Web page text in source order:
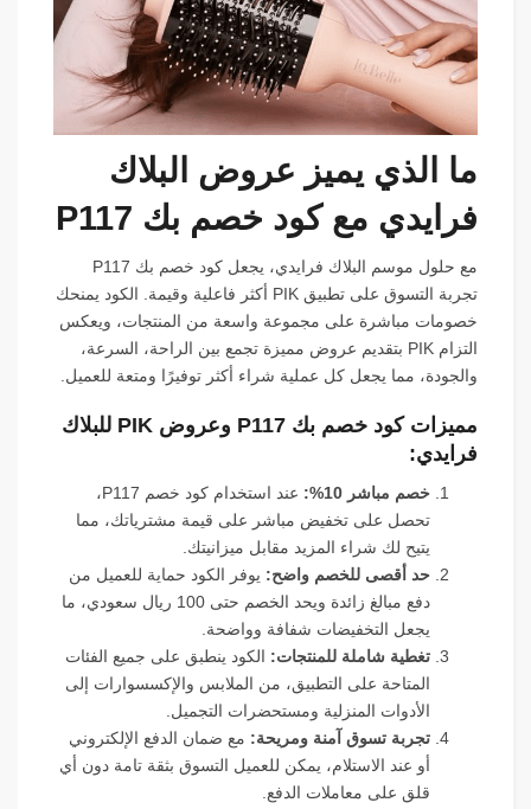
ما الذي يميز عروض البلاك
فرايدي مع كود خصم بك P117
مع حلول موسم البلاك فرايدي، يجعل كود خصم بك P117
تجربة التسوق على تطبيق PIK أكثر فاعلية وقيمة. الكود يمنحك
خصومات مباشرة على مجموعة واسعة من المنتجات، ويعكس
التزام PIK بتقديم عروض مميزة تجمع بين الراحة، السرعة،
والجودة، مما يجعل كل عملية شراء أكثر توفيرًا ومتعة للعميل.
مميزات كود خصم بك P117 وعروض PIK للبلاك
فرايدي:
خصم مباشر 10%:
عند استخدام كود خصم P117،
تحصل على تخفيض مباشر على قيمة مشترياتك، مما
يتيح لك شراء المزيد مقابل ميزانيتك.
حد أقصى للخصم واضح: يوفر الكود حماية للعميل من
دفع مبالغ زائدة ويحد الخصم حتى 100 ريال سعودي، ما
يجعل التخفيضات شفافة وواضحة.
تغطية شاملة للمنتجات: الكود ينطبق على جميع الفئات
المتاحة على التطبيق، من الملابس والإكسسوارات إلى
الأدوات المنزلية ومستحضرات التجميل.
تجربة تسوق آمنة ومريحة: مع ضمان الدفع الإلكتروني
أو عند الاستلام، يمكن للعميل التسوق بثقة تامة دون أي
قلق على معاملات الدفع.